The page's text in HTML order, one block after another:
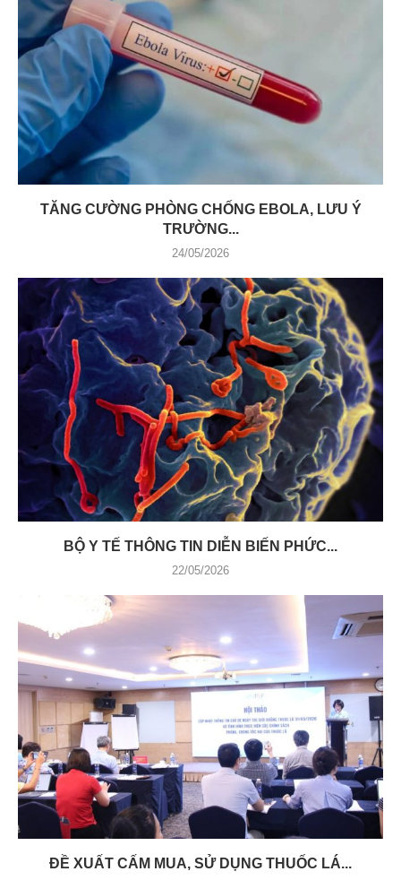
TĂNG CƯỜNG PHÒNG CHỐNG EBOLA, LƯU Ý
TRƯỜNG...
24/05/2026
BỘ Y TẾ THÔNG TIN DIỄN BIẾN PHỨC...
22/05/2026
ĐỀ XUẤT CẤM MUA, SỬ DỤNG THUỐC LÁ...